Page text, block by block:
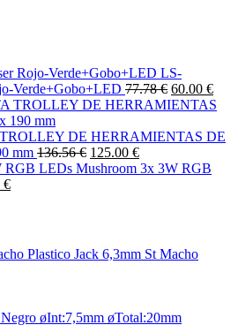
LS-
Verde+Gobo+LED 77.78 € 60.00 €
DE HERRAMIENTAS DE
mm 136.56 € 125.00 €
Mushroom 3x 3W RGB
€
Jack 6,3mm St Macho